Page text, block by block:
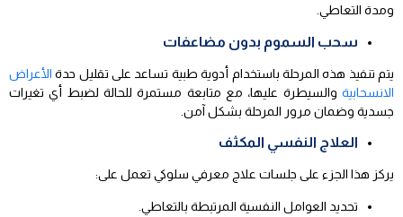
ومدة التعاطي.
سحب السموم بدون مضاعفات
يتم تنفيذ هذه المرحلة باستخدام أدوية طبية تساعد على تقليل حدة الأعراض
الانسحابية والسيطرة عليها، مع متابعة مستمرة للحالة لضبط أي تغيرات
جسدية وضمان مرور المرحلة بشكل آمن.
العلاج النفسي المكثف
يركز هذا الجزء على جلسات علاج معرفي سلوكي تعمل على:
تحديد العوامل النفسية المرتبطة بالتعاطي.